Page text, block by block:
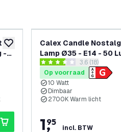
toevoegen aan verlanglijst
-
-
Calex Candle
Lamp Ø35 - E14 - 50
Mat
reviews
3.6 score sterren3.6 (18)
Op voorraad
10 Watt
Dimbaar
2700K Warm licht
1,
95
incl. BTW